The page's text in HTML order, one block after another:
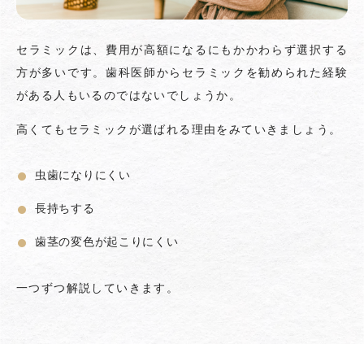
セラミックは、費用が高額になるにもかかわらず選択する
方が多いです。歯科医師からセラミックを勧められた経験
がある人もいるのではないでしょうか。
高くてもセラミックが選ばれる理由をみていきましょう。
虫歯になりにくい
長持ちする
歯茎の変色が起こりにくい
一つずつ解説していきます。